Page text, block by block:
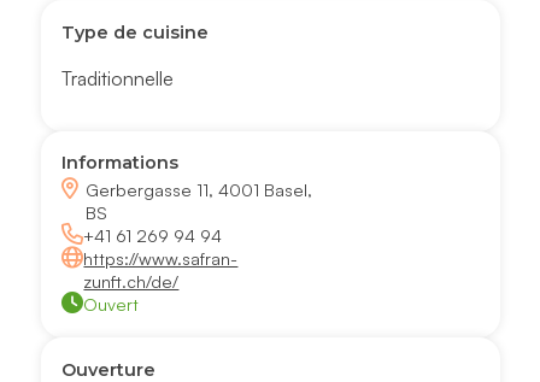
Type de cuisine
Traditionnelle
Informations
Gerbergasse 11, 4001 Basel,
BS
+41 61 269 94 94
https://www.safran-
zunft.ch/de/
Ouvert
Ouverture